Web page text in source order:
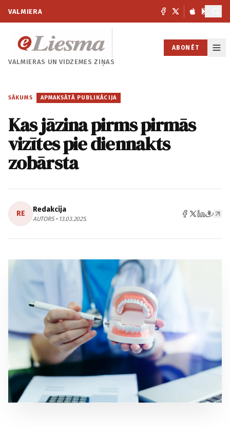
VALMIERA
VALMIERAS UNVIDZEMES ZIŅAS
ABONĒT
SĀKUMS / APMAKSĀTĀ PUBLIKĀCIJA
Kas jāzina pirms pirmās
vizītes pie diennakts
zobārsta
RE Redakcija
AUTORS • 13.03.2025.